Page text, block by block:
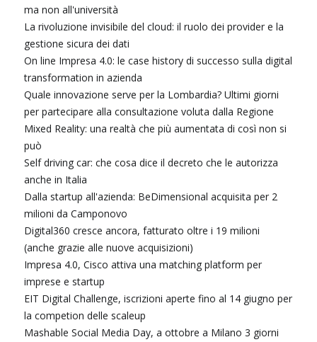
ma non all'università
La rivoluzione invisibile del cloud: il ruolo dei provider e la
gestione sicura dei dati
On line Impresa 4.0: le case history di successo sulla digital
transformation in azienda
Quale innovazione serve per la Lombardia? Ultimi giorni
per partecipare alla consultazione voluta dalla Regione
Mixed Reality: una realtà che più aumentata di così non si
può
Self driving car: che cosa dice il decreto che le autorizza
anche in Italia
Dalla startup all'azienda: BeDimensional acquisita per 2
milioni da Camponovo
Digital360 cresce ancora, fatturato oltre i 19 milioni
(anche grazie alle nuove acquisizioni)
Impresa 4.0, Cisco attiva una matching platform per
imprese e startup
EIT Digital Challenge, iscrizioni aperte fino al 14 giugno per
la competion delle scaleup
Mashable Social Media Day, a ottobre a Milano 3 giorni